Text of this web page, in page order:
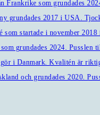
Frankrike som grundades
grundades 2017 i USA.
som startade i november 2018
grundades 2024. Pusslen
i Danmark. Kvalitén är
och grundades 2020.